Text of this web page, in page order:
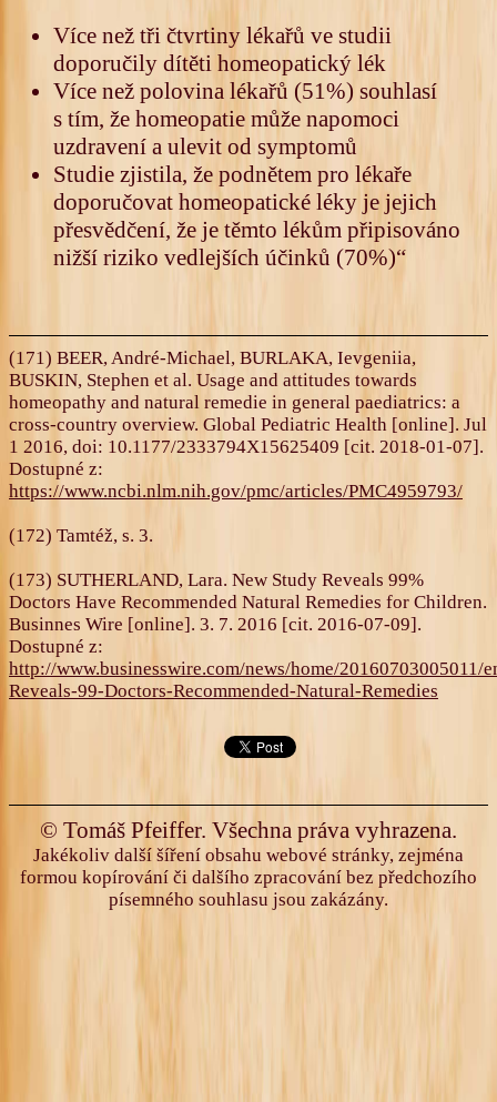
Více než tři čtvrtiny lékařů ve studii
doporučily dítěti homeopatický lék
Více než polovina lékařů (51%) souhlasí
s tím, že homeopatie může napomoci
uzdravení a ulevit od symptomů
Studie zjistila, že podnětem pro lékaře
doporučovat homeopatické léky je jejich
přesvědčení, že je těmto lékům připisováno
nižší riziko vedlejších účinků (70%)“
(171) BEER, André-Michael, BURLAKA, Ievgeniia,
BUSKIN, Stephen et al. Usage and attitudes towards
homeopathy and natural remedie in general paediatrics: a
cross-country overview. Global Pediatric Health [online]. Jul
1 2016, doi: 10.1177/2333794X15625409 [cit. 2018-01-07].
Dostupné z:
https://www.ncbi.nlm.nih.gov/pmc/articles/PMC4959793/
(172) Tamtéž, s. 3.
(173) SUTHERLAND, Lara. New Study Reveals 99%
Doctors Have Recommended Natural Remedies for Children.
Businnes Wire [online]. 3. 7. 2016 [cit. 2016-07-09].
Dostupné z:
http://www.businesswire.com/news/home/20160703005011/
Reveals-99-Doctors-Recommended-Natural-Remedies
© Tomáš Pfeiffer. Všechna práva vyhrazena.
Jakékoliv další šíření obsahu webové stránky, zejména
formou kopírování či dalšího zpracování bez předchozího
písemného souhlasu jsou zakázány.